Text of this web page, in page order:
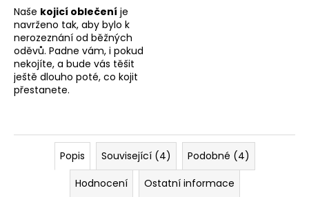
Naše kojicí oblečení je
navrženo tak, aby bylo k
nerozeznání od běžných
oděvů. Padne vám, i pokud
nekojíte, a bude vás těšit
ještě dlouho poté, co kojit
přestanete.
Popis Související (4)
Podobné (4)
Hodnocení
Ostatní informace